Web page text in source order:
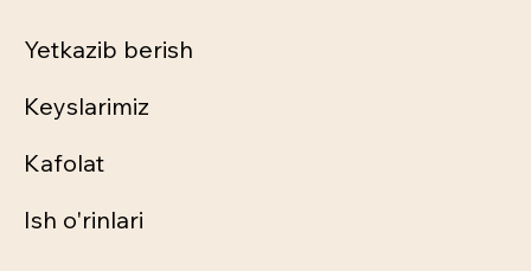
Yetkazib berish
Keyslarimiz
Kafolat
Ish o'rinlari